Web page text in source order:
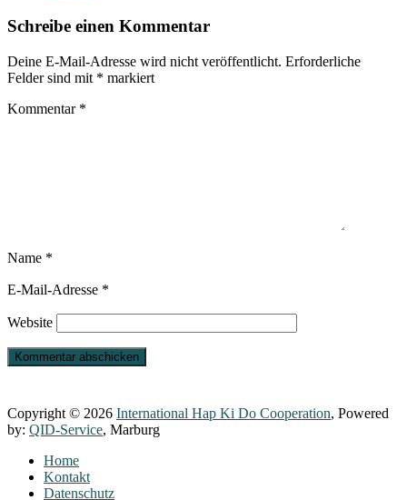
Schreibe einen Kommentar
Deine E-Mail-Adresse wird nicht veröffentlicht. Erforderliche
Felder sind mit * markiert
Kommentar *
Name *
E-Mail-Adresse *
Website
Copyright © 2026 International Hap Ki Do Cooperation, Powered
by: QID-Service, Marburg
Home
Kontakt
Datenschutz